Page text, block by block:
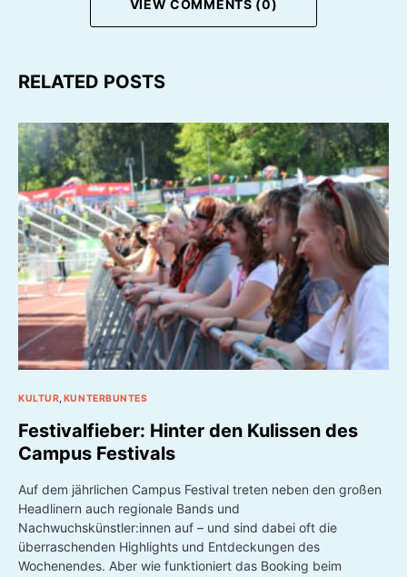
VIEW COMMENTS (0)
RELATED POSTS
KULTUR KUNTERBUNTES
Festivalfieber: Hinter den Kulissen des
Campus Festivals
Auf dem jährlichen Campus Festival treten neben den großen
Headlinern auch regionale Bands und
Nachwuchskünstler:innen auf – und sind dabei oft die
überraschenden Highlights und Entdeckungen des
Wochenendes. Aber wie funktioniert das Booking beim